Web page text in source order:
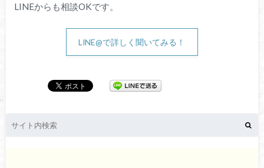
LINEからも相談OKです。
LINE@で詳しく聞いてみる！